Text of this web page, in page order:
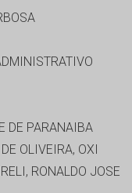
DE PARANAIBA
OLIVEIRA, OXI
RONALDO JOSE